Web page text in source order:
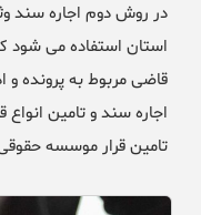
در روش دوم اجاره سند
استان استفاده می شود
قاضی مربوط به پرونده و
اجاره سند و تامین انواع
تامین قرار موسسه